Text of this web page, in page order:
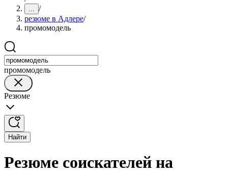
... /
резюме в Адлере/
промомодель
промомодель
Резюме
Найти
Резюме соискателей на